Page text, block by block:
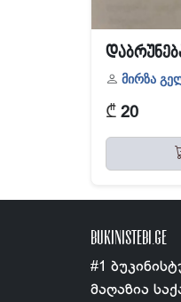
მირზა
₾ 20
BUKINISTEBI.GE
#1
მაღაზია